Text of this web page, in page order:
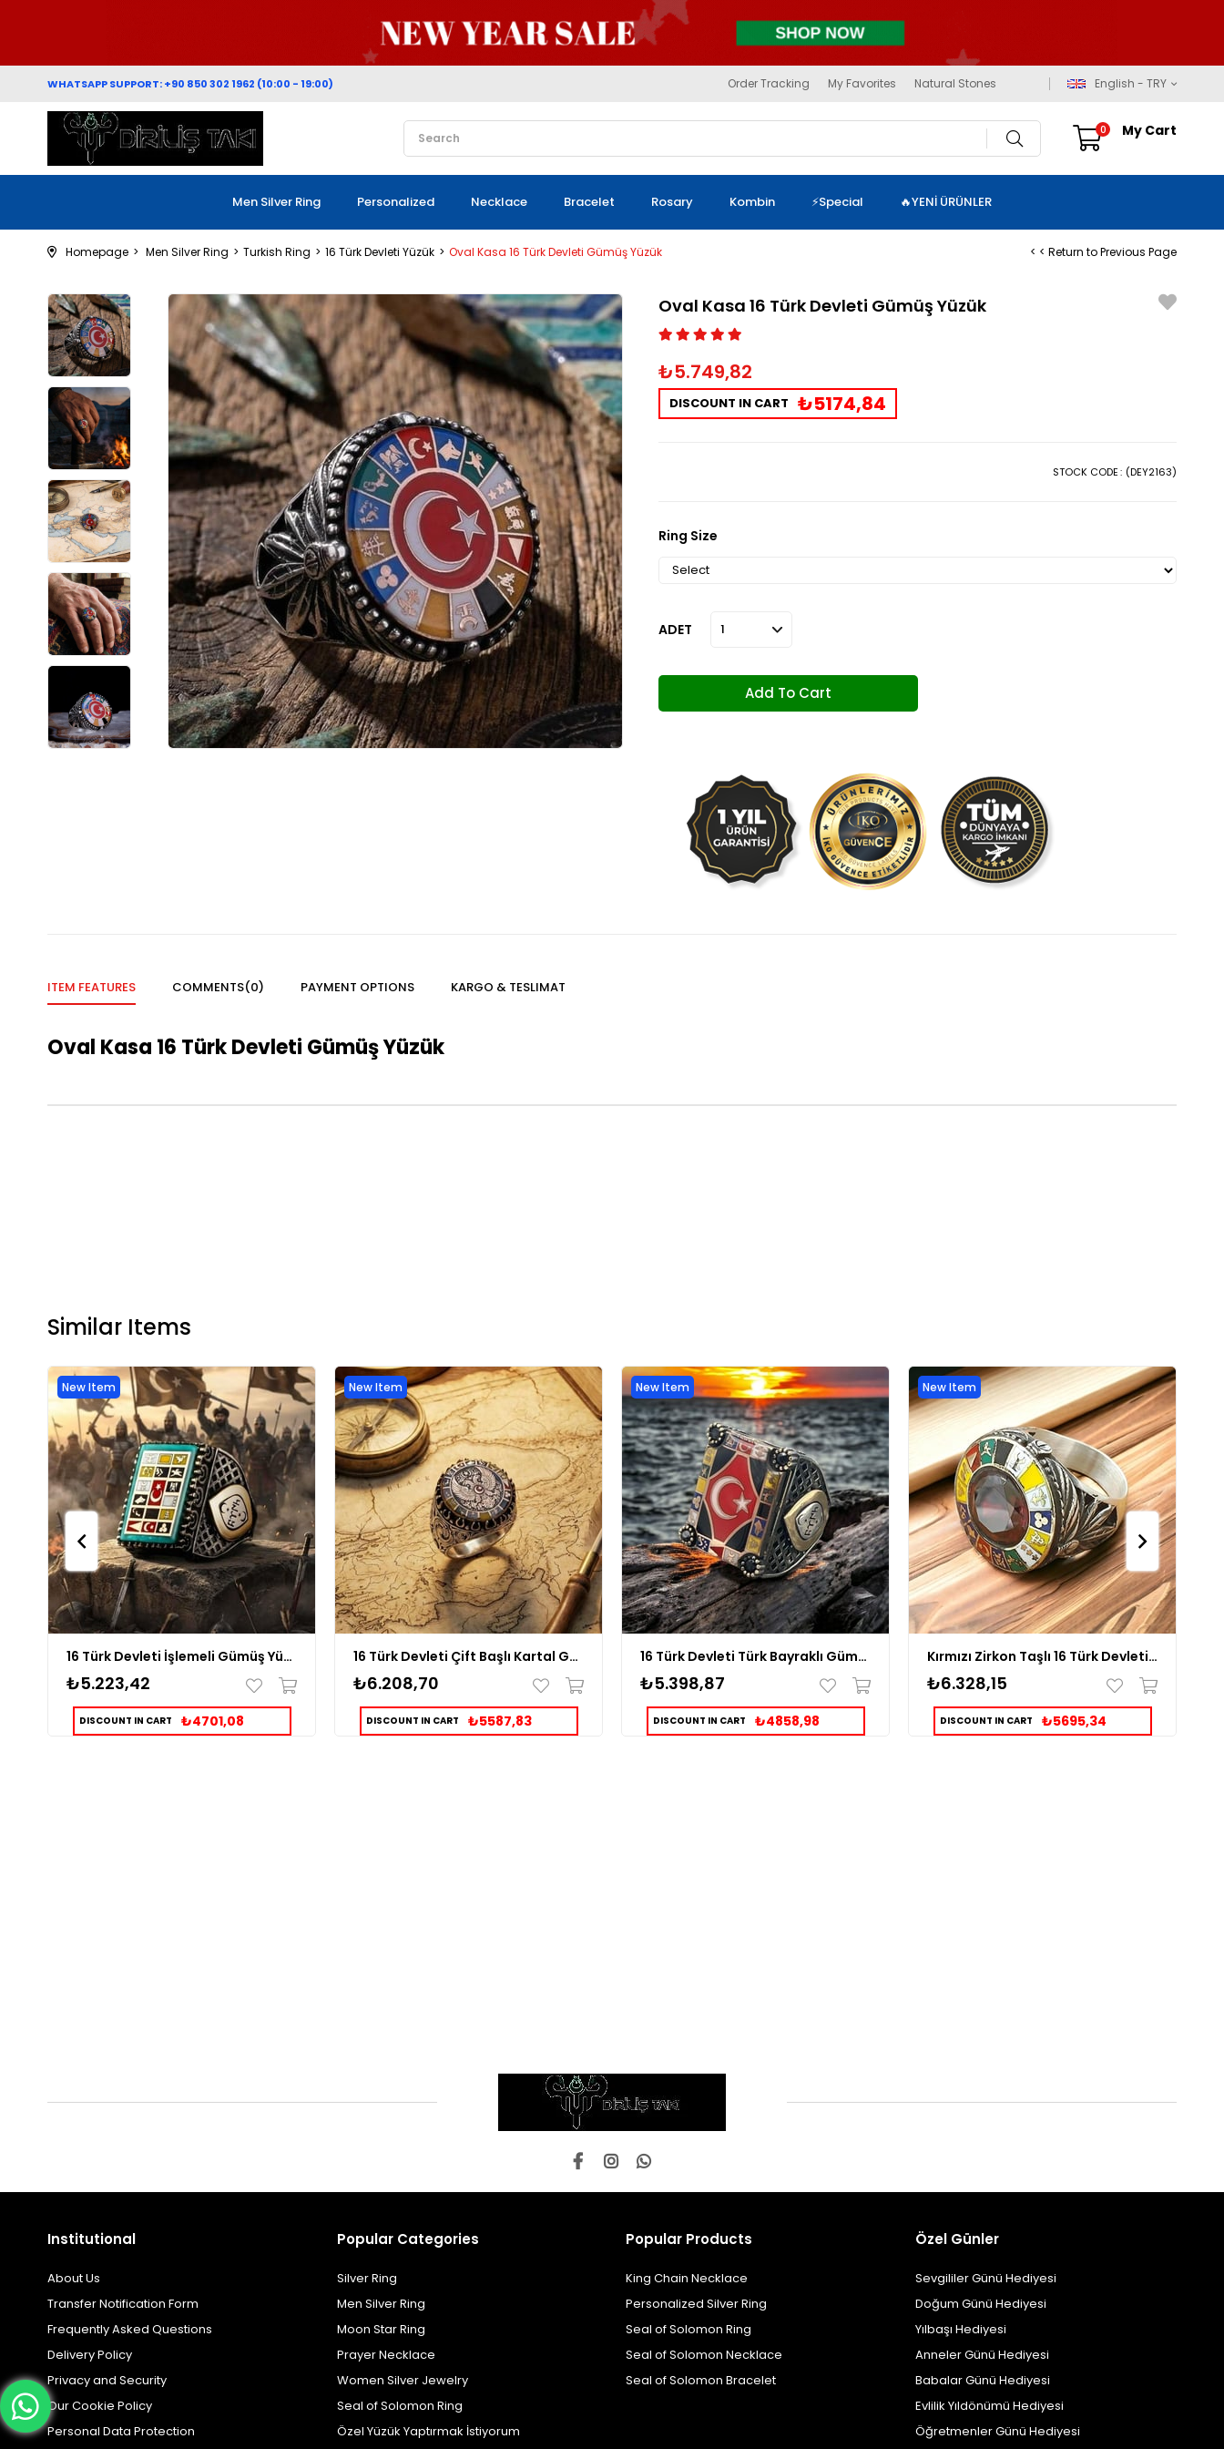
WHATSAPP SUPPORT: +90 850 302 1962 (10:00 - 19:00) Order Tracking My Favorites Natural Stones English - TRY
My Cart
0
Men Silver Ring Personalized Necklace Bracelet Rosary Kombin ⚡Special 🔥YENİ ÜRÜNLER
Homepage Men Silver Ring Turkish Ring 16 Türk Devleti Yüzük Oval Kasa 16 Türk Devleti Gümüş Yüzük < < Return to Previous Page
Oval Kasa 16 Türk Devleti Gümüş Yüzük
₺5.749,82
DISCOUNT IN CART ₺5174,84
STOCK CODE (DEY2163)
Ring Size
ADET
ITEM FEATURES COMMENTS(0) PAYMENT OPTIONS KARGO & TESLIMAT
Oval Kasa 16 Türk Devleti Gümüş Yüzük
Similar Items
16 Türk Devleti İşlemeli Gümüş Yüzük
₺5.223,42
DISCOUNT IN CART ₺4701,08
New Item
16 Türk Devleti Çift Başlı Kartal Gümüş Yüzük
₺6.208,70
DISCOUNT IN CART ₺5587,83
New Item
16 Türk Devleti Türk Bayraklı Gümüş Yüzük
₺5.398,87
DISCOUNT IN CART ₺4858,98
New Item
Kırmızı Zirkon Taşlı 16 Türk Devleti Gümüş Yüzük
₺6.328,15
DISCOUNT IN CART ₺5695,34
New Item
Institutional
About Us
Transfer Notification Form
Frequently Asked Questions
Delivery Policy
Privacy and Security
Our Cookie Policy
Personal Data Protection
Popular Categories
Silver Ring
Men Silver Ring
Moon Star Ring
Prayer Necklace
Women Silver Jewelry
Seal of Solomon Ring
Özel Yüzük Yaptırmak İstiyorum
Popular Products
King Chain Necklace
Personalized Silver Ring
Seal of Solomon Ring
Seal of Solomon Necklace
Seal of Solomon Bracelet
Özel Günler
Sevgililer Günü Hediyesi
Doğum Günü Hediyesi
Yılbaşı Hediyesi
Anneler Günü Hediyesi
Babalar Günü Hediyesi
Evlilik Yıldönümü Hediyesi
Öğretmenler Günü Hediyesi